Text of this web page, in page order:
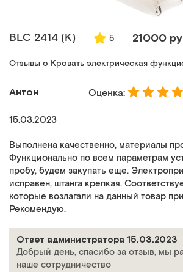
BLC 2414 (K) 5 21000
Отзывы о Кровать электрическая
Антон Оценка:
15.03.2023
Выполнена качественно, материалы
Функционально по всем параметрам
пробу, будем закупать еще.
исправен, штанга крепкая.
которые возлагали на данный товар
Рекомендую.
Ответ администратора 15.03.2023
Добрый день, спасибо за отзыв, мы
наше сотрудничество